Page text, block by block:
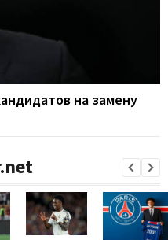
на замену